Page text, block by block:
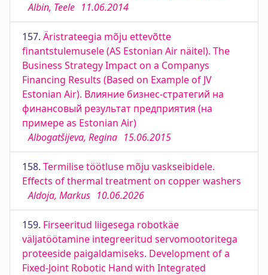
Albin, Teele 11.06.2014
157. Äristrateegia mõju ettevõtte
finantstulemusele (AS Estonian Air näitel). The
Business Strategy Impact on a Companys
Financing Results (Based on Example of JV
Estonian Air). Влияние бизнес-стратегий на
финансовый результат предприятия (на
примере as Estonian Air)
Albogatšijeva, Regina 15.06.2015
158. Termilise töötluse mõju vaskseibidele.
Effects of thermal treatment on copper washers
Aldoja, Markus 10.06.2026
159. Firseeritud liigesega robotkäe
väljatöötamine integreeritud servomootoritega
proteeside paigaldamiseks. Development of a
Fixed-Joint Robotic Hand with Integrated